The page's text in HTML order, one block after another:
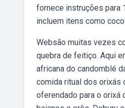
fornece instruções para
incluem itens como
Websão muitas vezes
quebra de feitiço. Aqui
africana do candomblé
comida ritual dos orixás
oferendado para o orixá